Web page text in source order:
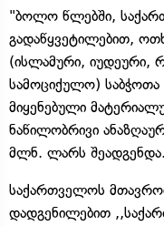
"ბოლო წლებში,
გადაწყვეტილებით,
(ისლამური, იუდეური,
სამოციქულო)
მიყენებული
ნაწილობრივი
მლნ. ლარს შეადგენდა.
საქართველოს
დადგენილებით